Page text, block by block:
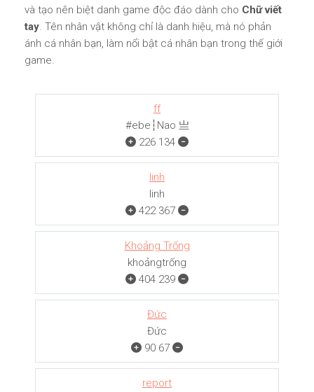
và tạo nên biệt danh game độc đáo dành cho Chữ viết
tay. Tên nhân vật không chỉ là danh hiệu, mà nó phản
ánh cá nhân bạn, làm nổi bật cá nhân bạn trong thế giới
game.
ff
#ebe┆Nao 亗
226 134
linh
linh
422 367
Khoảng Trống
khoảngㅤㅤㅤtrống
404 239
Đức
Đức
90 67
report